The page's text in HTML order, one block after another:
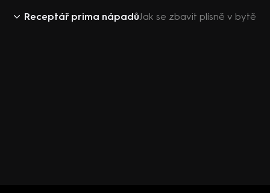
Receptář prima nápadůJak se zbavit plísně v bytě